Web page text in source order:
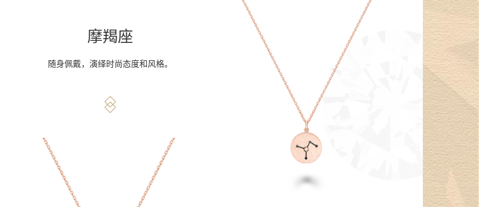
摩羯座
随身佩戴，演绎时尚态度和风格。